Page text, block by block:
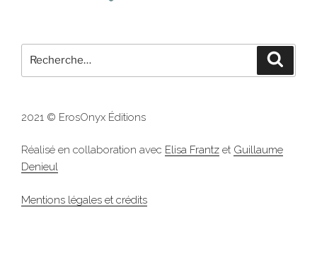
pour
2021 © ErosOnyx Éditions
Réalisé en collaboration avec Elisa Frantz et Guillaume
Denieul
Mentions légales et crédits